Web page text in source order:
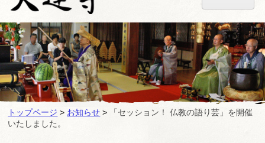
トップページ > お知らせ >
「セッション！ 仏教の語り芸」を開催
いたしました。